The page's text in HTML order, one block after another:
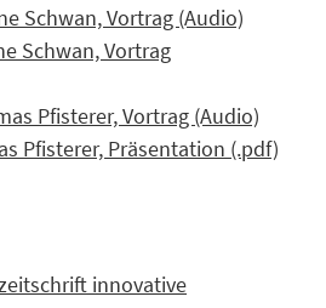
Schwan, Vortrag (Audio)
Schwan, Vortrag
Pfisterer, Vortrag (Audio)
Pfisterer, Präsentation (.pdf)
innovative